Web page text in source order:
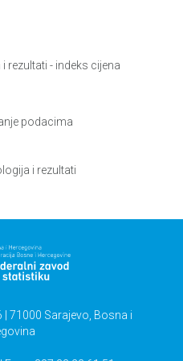
rezultati - indeks cijena
podacima
i rezultati
| 71000 Sarajevo, Bosna i